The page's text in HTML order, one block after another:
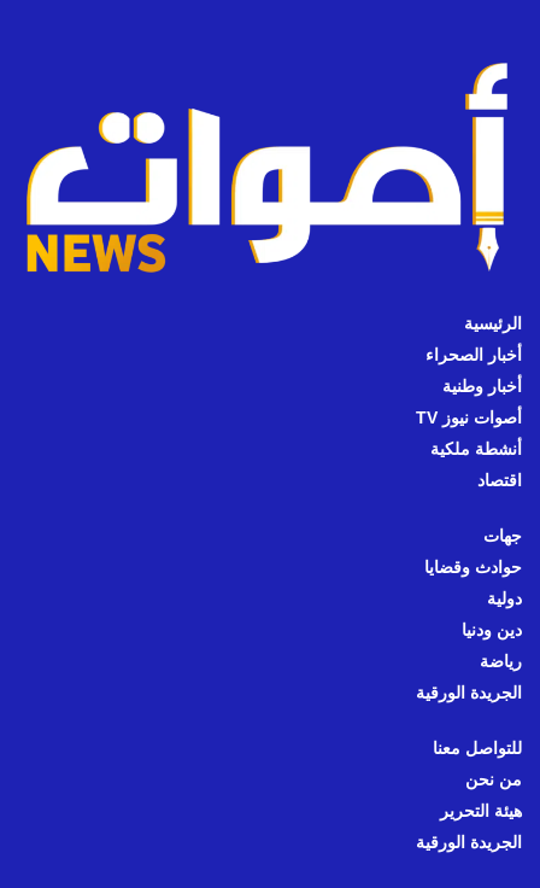
الرئيسية
أخبار الصحراء
أخبار وطنية
أصوات نيوز TV
أنشطة ملكية
اقتصاد
جهات
حوادث وقضايا
دولية
دين ودنيا
رياضة
الجريدة الورقية
للتواصل معنا
من نحن
هيئة التحرير
الجريدة الورقية